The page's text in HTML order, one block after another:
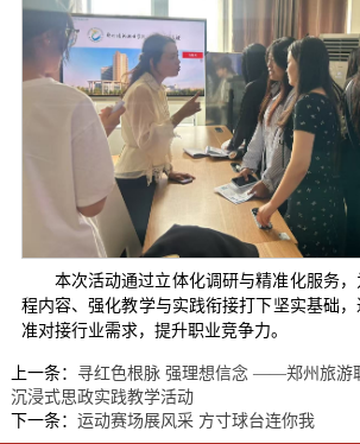
本次活动通过立体化调研与精准化服务
程内容、强化教学与实践衔接打下坚实基础
准对接行业需求，提升职业竞争力。
上一条： 寻红色根脉 强理想信念 ——郑州旅游
沉浸式思政实践教学活动
下一条： 运动赛场展风采 方寸球台连你我